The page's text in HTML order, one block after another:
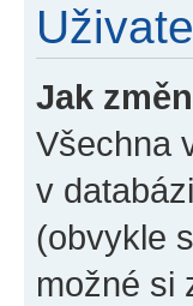
Jak
Všechna
v
(obvykle
možné si